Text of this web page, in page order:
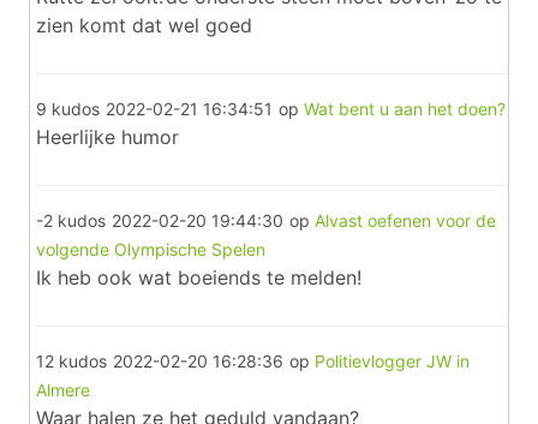
zien komt dat wel goed
9 kudos 2022-02-21 16:34:51 op Wat bent u aan het doen?
Heerlijke humor
-2 kudos 2022-02-20 19:44:30 op Alvast oefenen voor de
volgende Olympische Spelen
Ik heb ook wat boeiends te melden!
12 kudos 2022-02-20 16:28:36 op Politievlogger JW in
Almere
Waar halen ze het geduld vandaan?